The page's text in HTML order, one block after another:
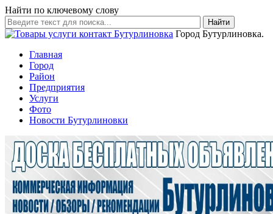
Найти по ключевому слову
Найти
Город Бутурлиновка.
Главная
Город
Район
Предприятия
Услуги
Фото
Новости Бутурлиновки